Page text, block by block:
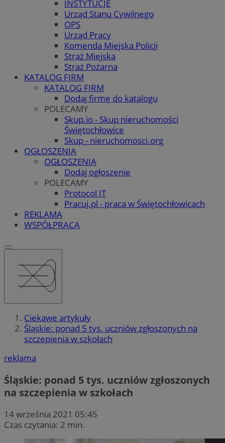
INSTYTUCJE
Urząd Stanu Cywilnego
OPS
Urząd Pracy
Komenda Miejska Policji
Straż Miejska
Straż Pożarna
KATALOG FIRM
KATALOG FIRM
Dodaj firmę do katalogu
POLECAMY
Skup.io - Skup nieruchomości
Świętochłowice
Skup - nieruchomosci.org
OGŁOSZENIA
OGŁOSZENIA
Dodaj ogłoszenie
POLECAMY
Protocol IT
Pracuj.pl - praca w Świętochłowicach
REKLAMA
WSPÓŁPRACA
Ciekawe artykuły
Śląskie: ponad 5 tys. uczniów zgłoszonych na
szczepienia w szkołach
reklama
Śląskie: ponad 5 tys. uczniów zgłoszonych
na szczepienia w szkołach
14 września 2021 05:45
Czas czytania: 2 min.